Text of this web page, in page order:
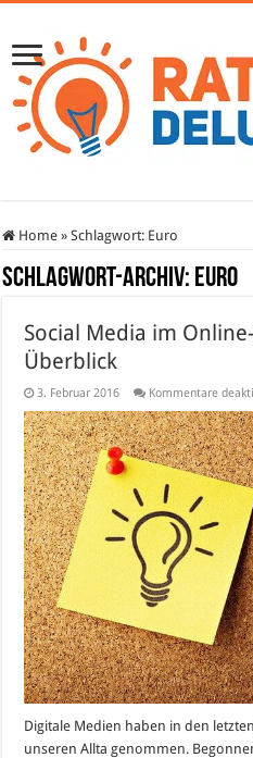
Home » Schlagwort: Euro
Schlagwort-Archiv: Euro
Social Media im
Überblick
3. Februar 2016 Kommentare
Digitale Medien haben in den
unseren Allta genommen.